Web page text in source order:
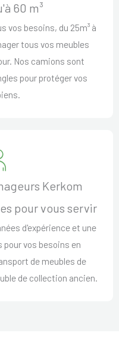
60 m³
vos besoins, du 25m³ à
tous vos meubles
Nos camions sont
pour protéger vos
Kerkom
pour vous servir
d'expérience et une
vos besoins en
de meubles de
de collection ancien.